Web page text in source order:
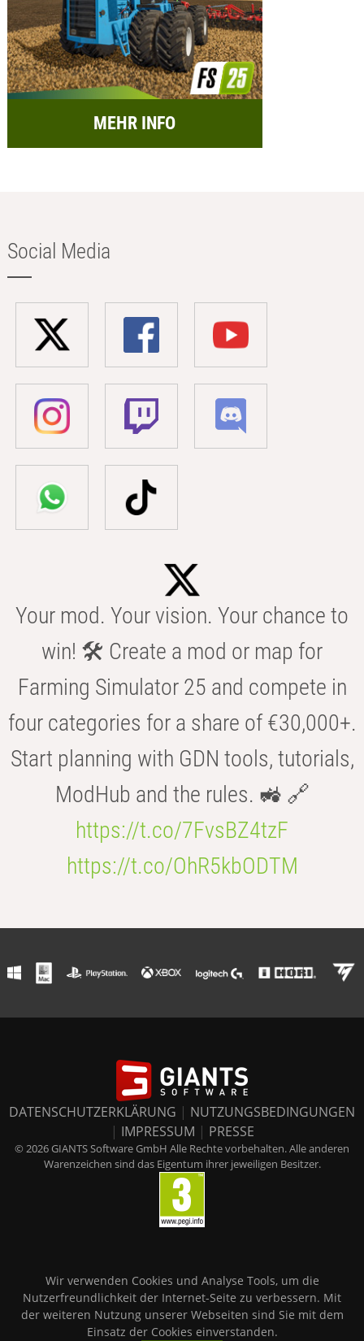
MEHR INFO
Social Media
Your mod. Your vision. Your chance to
win! 🛠️ Create a mod or map for
Farming Simulator 25 and compete in
four categories for a share of €30,000+.
Start planning with GDN tools, tutorials,
ModHub and the rules. 🚜 🔗
https://t.co/7FvsBZ4tzF
https://t.co/OhR5kbODTM
DATENSCHUTZERKLÄRUNG | NUTZUNGSBEDINGUNGEN
| IMPRESSUM | PRESSE
© 2026 GIANTS Software GmbH Alle Rechte vorbehalten. Alle anderen
Warenzeichen sind das Eigentum ihrer jeweiligen Besitzer.
Wir verwenden Cookies und Analyse Tools, um die
Nutzerfreundlichkeit der Internet-Seite zu verbessern. Mit
der weiteren Nutzung unserer Webseiten sind Sie mit dem
Einsatz der Cookies einverstanden.